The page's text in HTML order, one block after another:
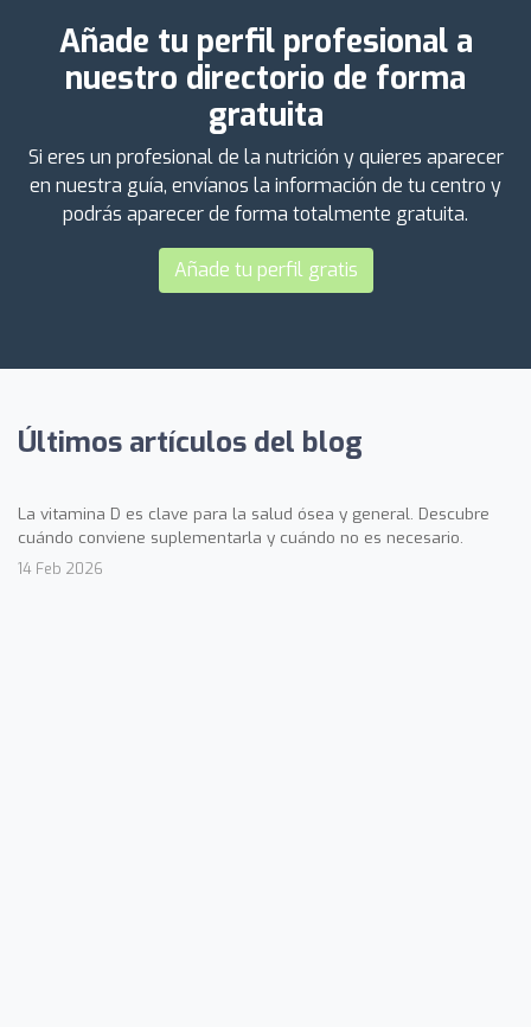
Añade tu perfil profesional a
nuestro directorio de forma
gratuita
Si eres un profesional de la nutrición y quieres aparecer
en nuestra guía, envíanos la información de tu centro y
podrás aparecer de forma totalmente gratuita.
Añade tu perfil gratis
Últimos artículos del blog
La vitamina D es clave para la salud ósea y general. Descubre
cuándo conviene suplementarla y cuándo no es necesario.
14 Feb 2026